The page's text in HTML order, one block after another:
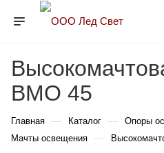
ВМО 45
Главная — Каталог — Опоры
Мачты освещения —